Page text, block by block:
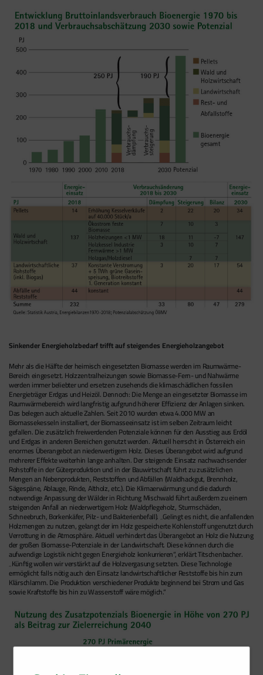
Sinkender Energieholzbedarf trifft auf steigendes Energieholzangebot
Mehr als die Hälfte der heimisch eingesetzten Biomasse werden im Raumwärme-
Bereich eingesetzt. Holzzentralheizungen sowie Biomasse-Fern- und Nahwärme
werden immer beliebter und ersetzen zusehends die klimaschädlichen fossilen
Energieträger Erdgas und Heizöl. Dennoch: Die Menge an eingesetzter Biomasse im
Raumwärmebereich wird langfristig aufgrund höherer Effizienz der Anlagen sinken.
Das belegen auch aktuelle Zahlen. Seit 2010 wurden etwa 4.000 MW an
Biomassekesseln installiert, der Biomasseeinsatz ist im selben Zeitraum leicht
gefallen. Die zusätzlich freiwerdenden Potenziale können für den Ausstieg aus Erdöl
und Erdgas in anderen Bereichen genutzt werden. Aktuell herrscht in Österreich ein
enormes Überangebot an niederwertigem Holz. Dieses Überangebot wird aufgrund
mehrerer Effekte weiterhin lange anhalten. Der steigende Einsatz nachwachsender
Rohstoffe in der Güterproduktion und in der Bauwirtschaft führt zu zusätzlichen
Mengen an Nebenprodukten, Reststoffen und Abfällen (Waldhackgut, Brennholz,
Sägespäne, Ablauge, Rinde, Altholz, etc.). Die Klimaerwärmung und die dadurch
notwendige Anpassung der Wälder in Richtung Mischwald führt außerdem zu einem
steigenden Anfall an niederwertigem Holz (Waldpflegeholz, Sturmschäden,
Schneebruch, Borkenkäfer, Pilz- und Bakterienbefall). „Gelingt es nicht, die anfallenden
Holzmengen zu nutzen, gelangt der im Holz gespeicherte Kohlenstoff ungenutzt durch
Verrottung in die Atmosphäre. Aktuell verhindert das Überangebot an Holz die Nutzung
der großen Biomasse-Potenziale in der Landwirtschaft. Diese können durch die
aufwendige Logistik nicht gegen Energieholz konkurrieren“, erklärt Titschenbacher.
„Künftig wollen wir verstärkt auf die Holzvergasung setzten. Diese Technologie
ermöglicht falls nötig auch den Einsatz landwirtschaftlicher Reststoffe bis hin zum
Klärschlamm. Die Produktion verschiedener Produkte beginnend bei Strom und Gas
sowie Kraftstoffe bis hin zu Wasserstoff wäre möglich.“